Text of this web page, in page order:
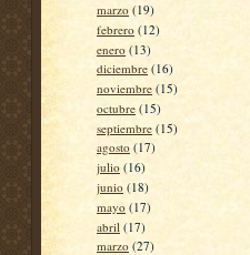
marzo (19)
febrero (12)
enero (13)
diciembre (16)
noviembre (15)
octubre (15)
septiembre (15)
agosto (17)
julio (16)
junio (18)
mayo (17)
abril (17)
marzo (27)